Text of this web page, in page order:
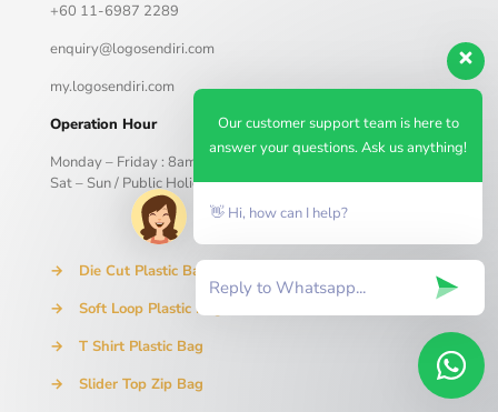
+60 11-6987 2289
enquiry@logosendiri.com
my.logosendiri.com
Operation Hour
Monday – Friday : 8am – 5pm
Sat – Sun / Public Holiday : Closed
→
Die Cut Plastic Bag
→
Soft Loop Plastic Bag
→
T Shirt Plastic Bag
→
Slider Top Zip Bag
Our customer support team is here to
answer your questions. Ask us anything!
👋 Hi, how can I help?